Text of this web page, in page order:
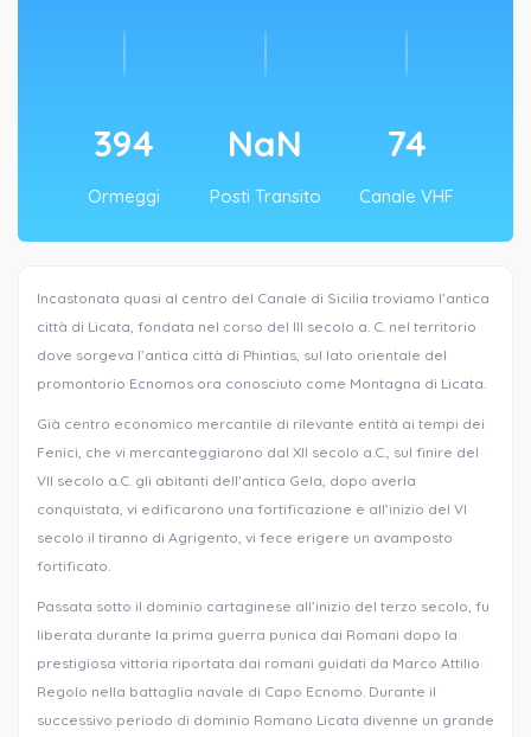
394
Ormeggi
NaN
Posti Transito
74
Canale VHF
Incastonata quasi al centro del Canale di Sicilia troviamo l’antica
città di Licata, fondata nel corso del III secolo a. C. nel territorio
dove sorgeva l’antica città di Phintias, sul lato orientale del
promontorio Ecnomos ora conosciuto come Montagna di Licata.
Già centro economico mercantile di rilevante entità ai tempi dei
Fenici, che vi mercanteggiarono dal XII secolo a.C., sul finire del
VII secolo a.C. gli abitanti dell’antica Gela, dopo averla
conquistata, vi edificarono una fortificazione e all’inizio del VI
secolo il tiranno di Agrigento, vi fece erigere un avamposto
fortificato.
Passata sotto il dominio cartaginese all’inizio del terzo secolo, fu
liberata durante la prima guerra punica dai Romani dopo la
prestigiosa vittoria riportata dai romani guidati da Marco Attilio
Regolo nella battaglia navale di Capo Ecnomo. Durante il
successivo periodo di dominio Romano Licata divenne un grande